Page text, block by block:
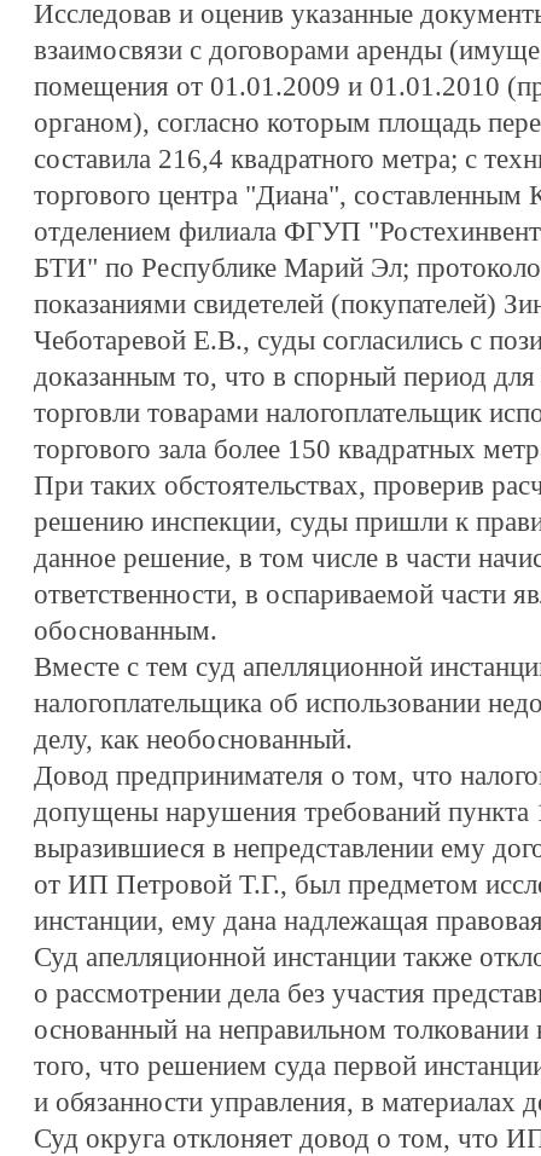
Исследовав и оценив указанные
взаимосвязи с договорами аренды
помещения от 01.01.2009 и 01.01.2010
органом), согласно которым площадь
составила 216,4 квадратного метра; с
торгового центра "Диана", составленным
отделением филиала ФГУП
БТИ" по Республике Марий Эл;
показаниями свидетелей (покупателей)
Чеботаревой Е.В., суды согласились с
доказанным то, что в спорный период
торговли товарами налогоплательщик
торгового зала более 150 квадратных
При таких обстоятельствах, проверив
решению инспекции, суды пришли к
данное решение, в том числе в части
ответственности, в оспариваемой части
обоснованным.
Вместе с тем суд апелляционной
налогоплательщика об использовании
делу, как необоснованный.
Довод предпринимателя о том, что
допущены нарушения требований
выразившиеся в непредставлении ему
от ИП Петровой Т.Г., был предметом
инстанции, ему дана надлежащая
Суд апелляционной инстанции также
о рассмотрении дела без участия
основанный на неправильном толковании
того, что решением суда первой
и обязанности управления, в материалах
Суд округа отклоняет довод о том, что